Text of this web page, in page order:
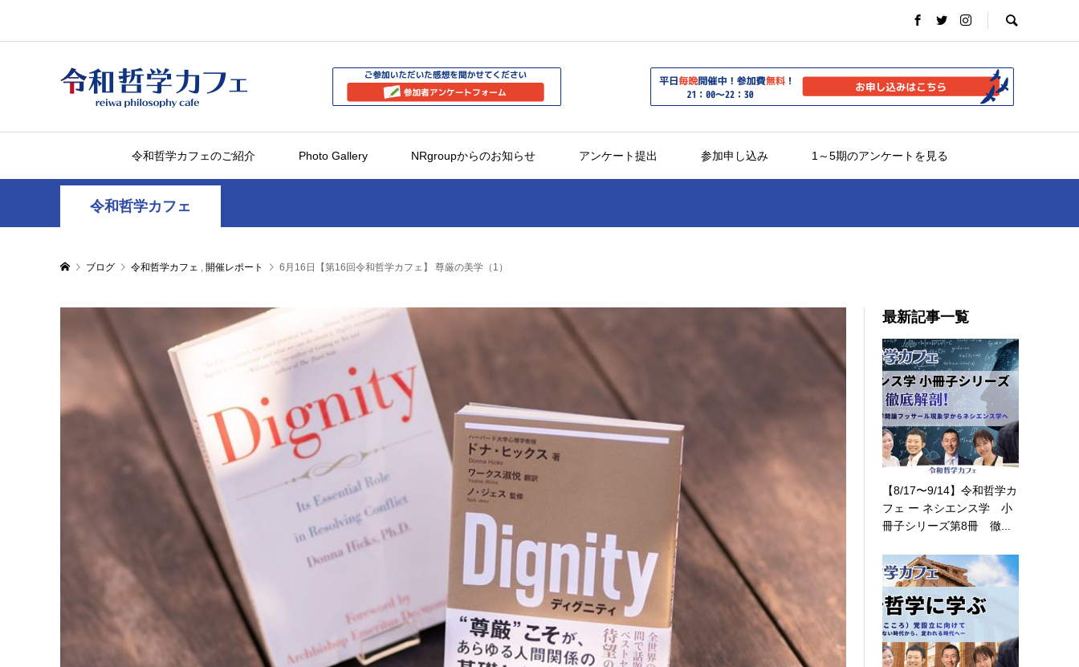
令和哲学カフェのご紹介 Photo Gallery NRgroupからのお知らせ アンケート提出 参加申し込み 1～5期のアンケートを見る
令和哲学カフェ
ブログ 令和哲学カフェ , 開催レポート 6月16日【第16回令和哲学カフェ】 尊厳の美学（1）
最新記事一覧
【8/17〜9/14】令和哲学カ
フェ ー ネシエンス学 小
冊子シリーズ第8冊 徹...